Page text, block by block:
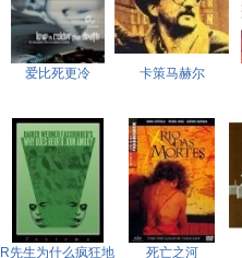
爱比死更冷 卡策马赫尔
R先生为什么疯狂地
死亡之河